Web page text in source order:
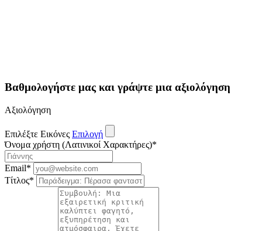
Βαθμολογήστε μας και γράψτε μια αξιολόγηση
Αξιολόγηση
Επιλέξτε Εικόνες Επιλογή
Όνομα χρήστη (Λατινικοί Χαρακτήρες)*
Email*
Τίτλος*